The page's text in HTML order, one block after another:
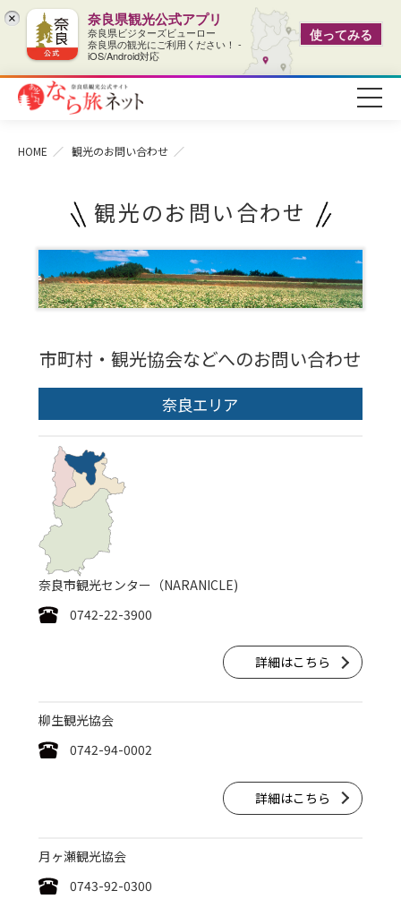
× 奈良県観光公式アプリ
奈良県ビジターズビューロー
奈良県の観光にご利用ください！ -
iOS/Android対応
使ってみる
HOME 観光のお問い合わせ
観光のお問い合わせ
市町村・観光協会などへのお問い合わせ
奈良エリア
奈良市観光センター（NARANICLE)
0742-22-3900
詳細はこちら
柳生観光協会
0742-94-0002
詳細はこちら
月ヶ瀬観光協会
0743-92-0300